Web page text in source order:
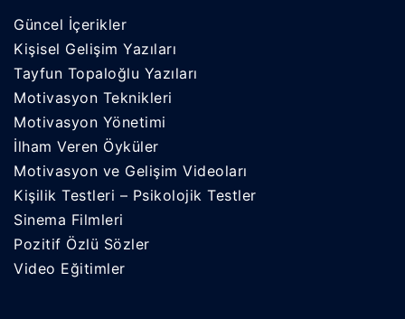
Güncel İçerikler
Kişisel Gelişim Yazıları
Tayfun Topaloğlu Yazıları
Motivasyon Teknikleri
Motivasyon Yönetimi
İlham Veren Öyküler
Motivasyon ve Gelişim Videoları
Kişilik Testleri – Psikolojik Testler
Sinema Filmleri
Pozitif Özlü Sözler
Video Eğitimler